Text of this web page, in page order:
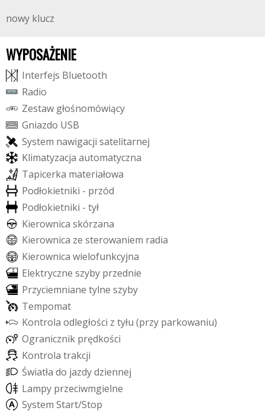
nowy klucz
WYPOSAŻENIE
Interfejs Bluetooth
Radio
Zestaw głośnomówiący
Gniazdo USB
System nawigacji satelitarnej
Klimatyzacja automatyczna
Tapicerka materiałowa
Podłokietniki - przód
Podłokietniki - tył
Kierownica skórzana
Kierownica ze sterowaniem radia
Kierownica wielofunkcyjna
Elektryczne szyby przednie
Przyciemniane tylne szyby
Tempomat
Kontrola odległości z tyłu (przy parkowaniu)
Ogranicznik prędkości
Kontrola trakcji
Światła do jazdydziennej
Lampy przeciwmgielne
System Start/Stop